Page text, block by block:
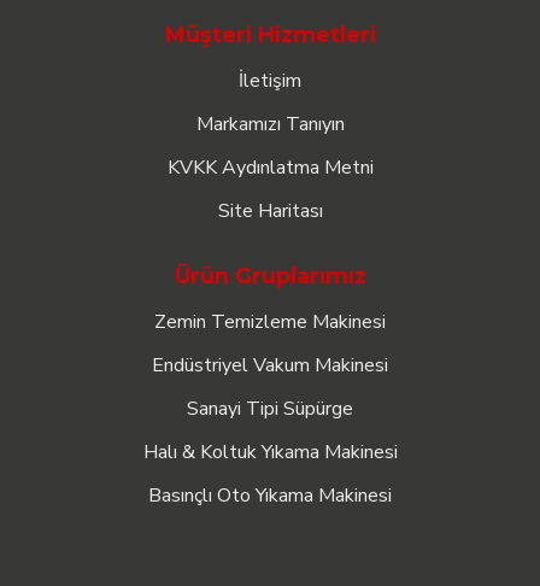
Müşteri Hizmetleri
İletişim
Markamızı Tanıyın
KVKK Aydınlatma Metni
Site Haritası
Ürün Gruplarımız
Zemin Temizleme Makinesi
Endüstriyel Vakum Makinesi
Sanayi Tipi Süpürge
Halı & Koltuk Yıkama Makinesi
Basınçlı Oto Yıkama Makinesi